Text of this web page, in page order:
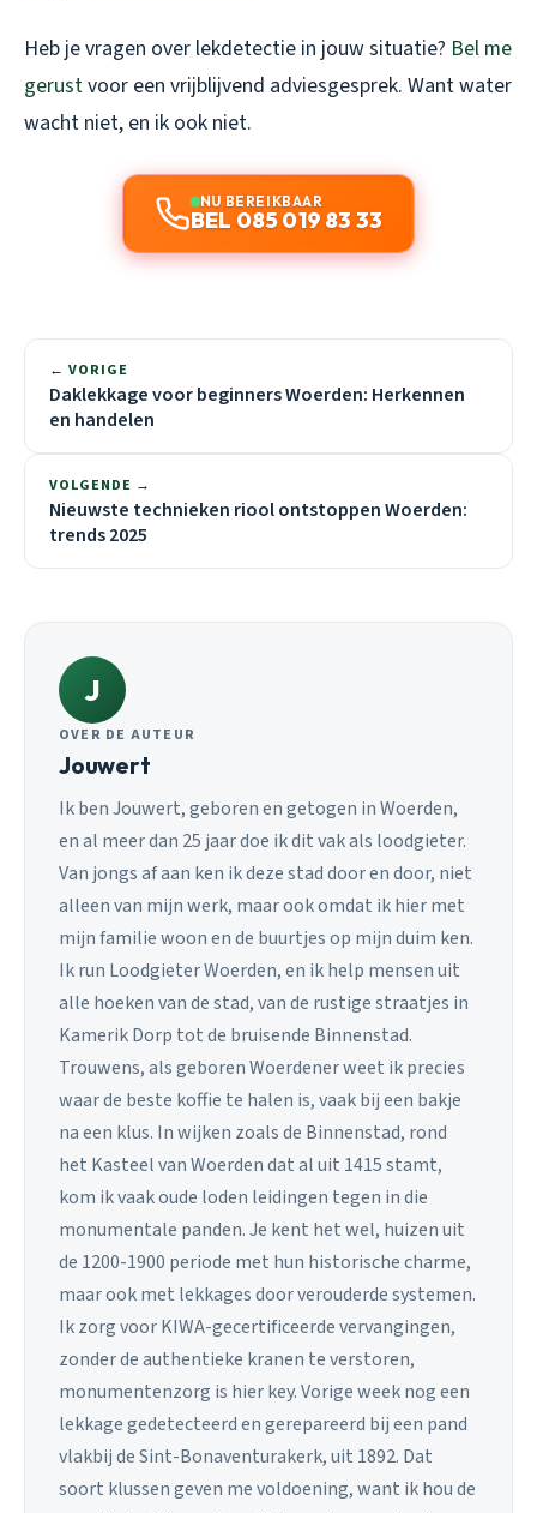
Heb je vragen over lekdetectie in jouw situatie? Bel me
gerustvoor een vrijblijvend adviesgesprek. Want water
wacht niet, en ik ook niet.
NU BEREIKBAAR
BEL 085 019 83 33
← VORIGE
Daklekkage voor beginners Woerden: Herkennen
en handelen
VOLGENDE →
Nieuwste technieken riool ontstoppen Woerden:
trends 2025
J
OVER DE AUTEUR
Jouwert
Ik ben Jouwert, geboren en getogen in Woerden,
en al meer dan 25 jaar doe ik dit vak als loodgieter.
Van jongs af aan ken ik deze stad door en door, niet
alleen van mijn werk, maar ook omdat ik hier met
mijn familie woon en de buurtjes op mijn duim ken.
Ik run Loodgieter Woerden, en ik help mensen uit
alle hoeken van de stad, van de rustige straatjes in
Kamerik Dorp tot de bruisende Binnenstad.
Trouwens, als geboren Woerdener weet ik precies
waar de beste koffie te halen is, vaak bij een bakje
na een klus. In wijken zoals de Binnenstad, rond
het Kasteel van Woerden dat al uit 1415 stamt,
kom ik vaak oude loden leidingen tegen in die
monumentale panden. Je kent het wel, huizen uit
de 1200-1900 periode met hun historische charme,
maar ook met lekkages door verouderde systemen.
Ik zorg voor KIWA-gecertificeerde vervangingen,
zonder de authentieke kranen te verstoren,
monumentenzorg is hier key. Vorige week nog een
lekkage gedetecteerd en gerepareerd bij een pand
vlakbij de Sint-Bonaventurakerk, uit 1892. Dat
soort klussen geven me voldoening, want ik hou de